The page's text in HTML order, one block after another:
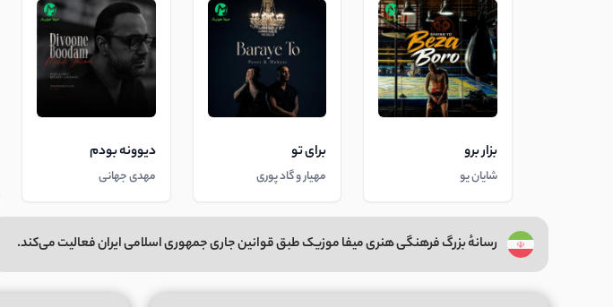
بزار برو
شایان یو
برای تو
مهیار و گاد پوری
دیوونه بودم
مهدی جهانی
رسانهٔ بزرگ فرهنگی هنری میفا موزیک طبق قوانین جاری جمهوری اسلامی ایران فعالیت می‌کند.